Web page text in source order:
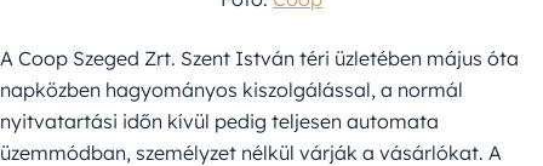
A Coop Szeged Zrt. Szent István téri üzletében május óta
napközben hagyományos kiszolgálással, a normál
nyitvatartási időn kívül pedig teljesen automata
üzemmódban, személyzet nélkül várják a vásárlókat. A